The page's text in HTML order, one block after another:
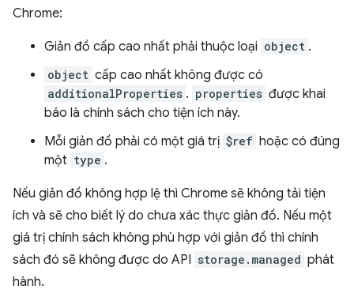
Chrome:
Giản đồ cấp cao nhất phải thuộc loại object .
object cấp cao nhất không được có
additionalProperties . properties được khai
báo là chính sách cho tiện ích này.
Mỗi giản đồ phải có một giá trị $ref hoặc có đúng
một type .
Nếu giản đồ không hợp lệ thì Chrome sẽ không tải tiện
ích và sẽ cho biết lý do chưa xác thực giản đồ. Nếu một
giá trị chính sách không phù hợp với giản đồ thì chính
sách đó sẽ không được do API storage.managed phát
hành.